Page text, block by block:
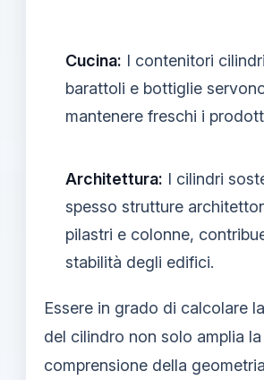
Cucina: I contenitori
barattoli e bottiglie
mantenere freschi i
Architettura: I cilindri
spesso strutture
pilastri e colonne,
stabilità degli edifici.
Essere in grado di calcolare
del cilindro non solo amplia
comprensione della